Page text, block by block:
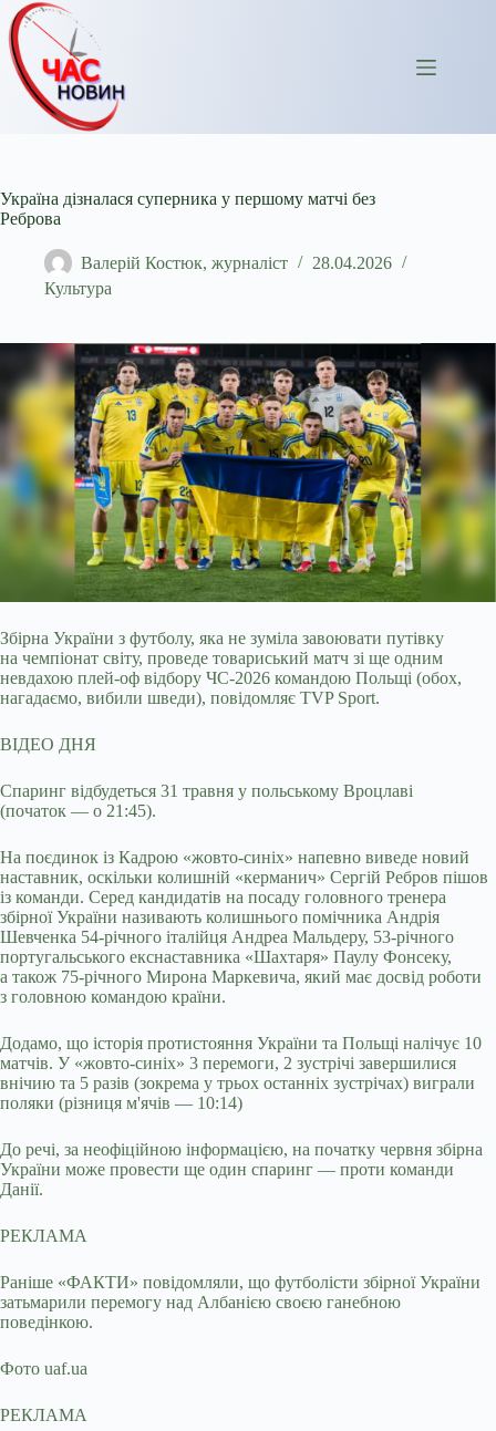
Перейти
до
вмісту
Україна дізналася суперника у першому матчі без
Реброва
Валерій Костюк, журналіст
28.04.2026
Культура
Збірна України з футболу, яка не зуміла завоювати путівку
на чемпіонат світу, проведе товариський матч зі ще одним
невдахою плей-оф відбору ЧС-2026 командою Польщі (обох,
нагадаємо, вибили шведи), повідомляє TVP Sport.
ВІДЕО ДНЯ
Спаринг відбудеться 31 травня у польському Вроцлаві
(початок — о 21:45).
На поєдинок із Кадрою «жовто-синіх» напевно виведе новий
наставник, оскільки колишній «керманич» Сергій Ребров пішов
із команди. Серед кандидатів на посаду головного тренера
збірної України називають колишнього помічника Андрія
Шевченка 54-річного італійця Андреа Мальдеру, 53-річного
португальського екснаставника «Шахтаря» Паулу Фонсеку,
а також 75-річного Мирона Маркевича, який має досвід роботи
з головною командою країни.
Додамо, що історія протистояння України та Польщі налічує 10
матчів. У «жовто-синіх» 3 перемоги, 2 зустрічі завершилися
внічию та 5 разів (зокрема у трьох останніх зустрічах) виграли
поляки (різниця м'ячів — 10:14)
До речі, за неофіційною інформацією, на початку червня збірна
України може провести ще один спаринг — проти команди
Данії.
РЕКЛАМА
Раніше «ФАКТИ» повідомляли, що футболісти збірної України
затьмарили перемогу над Албанією своєю ганебною
поведінкою.
Фото uaf.ua
РЕКЛАМА